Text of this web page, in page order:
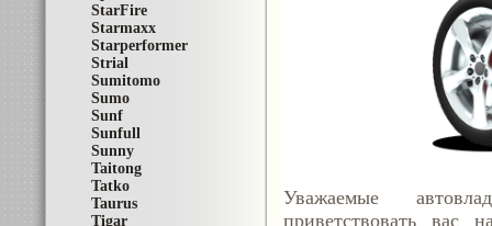
StarFire
Starmaxx
Starperformer
Strial
Sumitomo
Sumo
Sunf
Sunfull
Sunny
Taitong
Tatko
Taurus
Tigar
Уважаемые
приветствовать вас